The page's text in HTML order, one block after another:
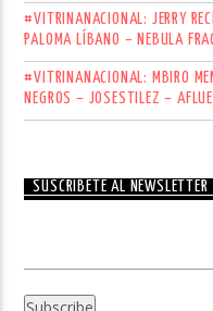
#VITRINANACIONAL: JERRY
PALOMA LÍBANO – NEBULA
#VITRINANACIONAL: MBIRO
NEGROS – JOSESTILEZ –
SUSCRÍBETE AL NEWSLETTER